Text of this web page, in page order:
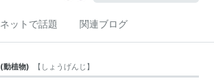
ネットで話題 関連ブログ
(動植物) 【 しょうげんじ 】